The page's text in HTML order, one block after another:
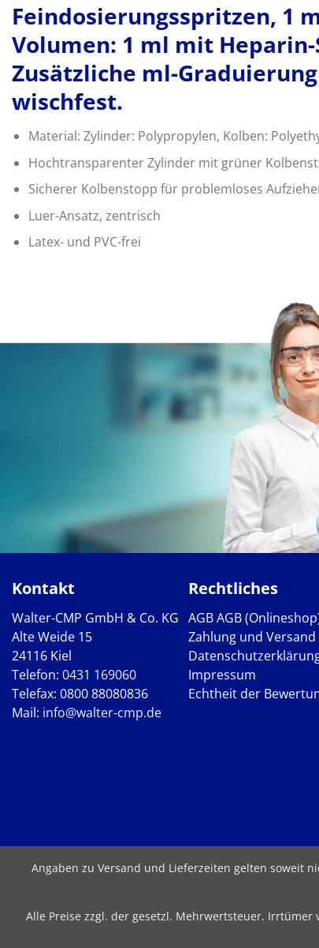
Feindosierungsspritzen, 1
Volumen: 1 ml mit Heparin-
Zusätzliche ml-
wischfest.
Material: Zylinder: Polypropylen, Kolben:
Hochtransparenter Zylinder mit grüner
Sicherer Kolbenstopp für problemloses
Luer-Ansatz, zentrisch
Latex- und PVC-frei
Kontakt
Walter-CMP GmbH & Co. KG
Alte Weide 15
24116 Kiel
Telefon: 0431 169060
Telefax: 0800 88080836
Mail: info@walter-cmp.de
Rechtliches
AGBAGB
Zahlung und Versand
Impressum
Echtheit der
Angaben zu Versand und Lieferzeiten gelten soweit
Alle Preise zzgl. der gesetzl. Mehrwertsteuer.